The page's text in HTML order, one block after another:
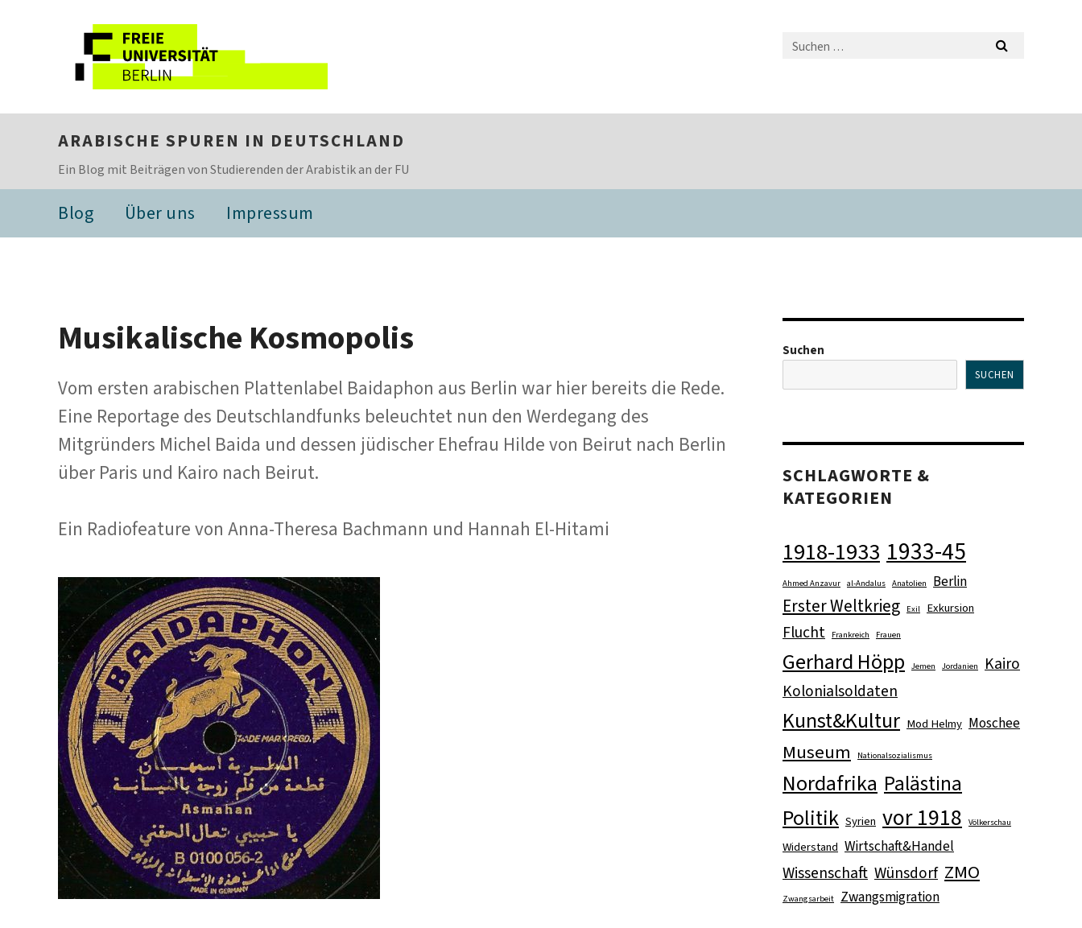
ARABISCHE SPUREN IN DEUTSCHLAND
Ein Blog mit Beiträgen von Studierenden der Arabistik an der FU
Blog Über uns Impressum
Musikalische Kosmopolis
Vom ersten arabischen Plattenlabel Baidaphon aus Berlin war hier bereits die Rede.
Eine Reportage des Deutschlandfunks beleuchtet nun den Werdegang des
Mitgründers Michel Baida und dessen jüdischer Ehefrau Hilde von Beirut nach Berlin
über Paris und Kairo nach Beirut.
Ein Radiofeature von Anna-Theresa Bachmann und Hannah El-Hitami
Suchen
SUCHEN
SCHLAGWORTE &
KATEGORIEN
1918-1933 1933-45
Ahmed Anzavur al-Andalus Anatolien Berlin
Erster Weltkrieg Exil Exkursion
Flucht Frankreich Frauen
Gerhard Höpp Jemen Jordanien
Kairo
Kolonialsoldaten
Kunst&Kultur Mod Helmy Moschee
Museum Nationalsozialismus
Nordafrika Palästina
Politik Syrien vor 1918 Völkerschau
Widerstand Wirtschaft&Handel
Wissenschaft Wünsdorf ZMO
Zwangsarbeit Zwangsmigration